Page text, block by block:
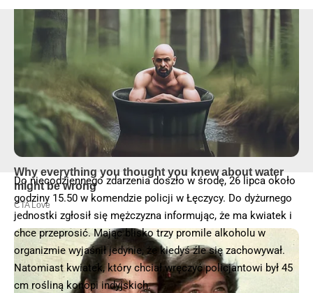
Do niecodziennego zdarzenia doszło w środę, 26 lipca około
godziny 15.50 w komendzie policji w Łęczycy. Do dyżurnego
jednostki zgłosił się mężczyzna informując, że ma kwiatek i
chce przeprosić. Mając blisko trzy promile alkoholu w
organizmie wyjaśnił jedynie, że kiedyś źle się zachowywał.
Natomiast kwiatek, który chciał wręczyć policjantowi był 45
cm rośliną konopi indyjskich.
© 2025 – Wielkopolska 112, Wszelkie prawa zastrzeżone | hvln.pl